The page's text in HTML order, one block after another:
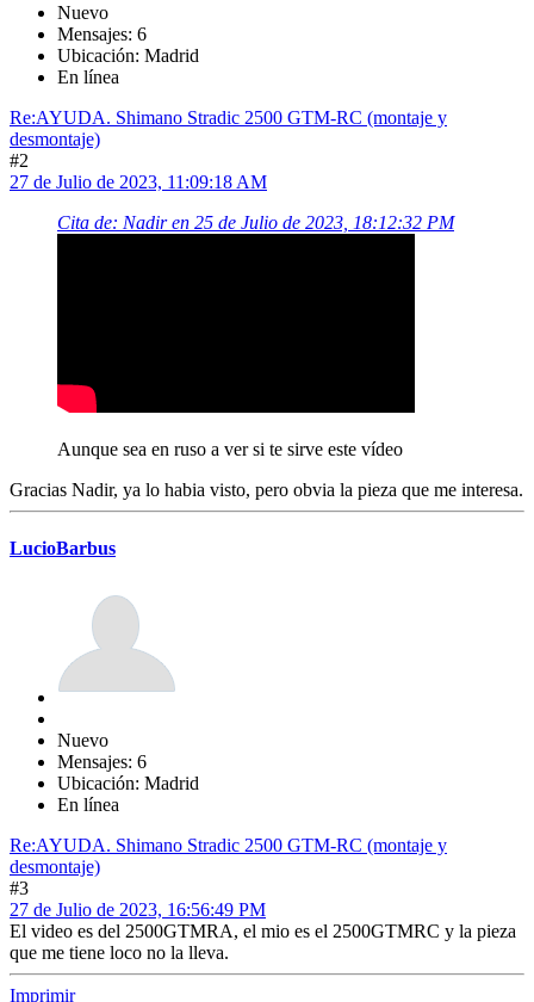
Nuevo
Mensajes: 6
Ubicación: Madrid
En línea
Re:AYUDA. Shimano Stradic 2500 GTM-RC (montaje y
desmontaje)
#2
27 de Julio de 2023, 11:09:18 AM
Cita de: Nadir en 25 de Julio de 2023, 18:12:32 PM
Aunque sea en ruso a ver si te sirve este vídeo
Gracias Nadir, ya lo habia visto, pero obvia la pieza que me interesa.
LucioBarbus
Nuevo
Mensajes: 6
Ubicación: Madrid
En línea
Re:AYUDA. Shimano Stradic 2500 GTM-RC (montaje y
desmontaje)
#3
27 de Julio de 2023, 16:56:49 PM
El video es del 2500GTMRA, el mio es el 2500GTMRC y la pieza
que me tiene loco no la lleva.
Imprimir